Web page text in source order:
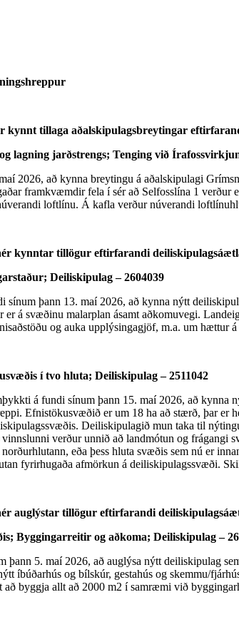
kynnt tillaga aðalskipulagsbreytingar
lagning jarðstrengs; Tenging við
2026, að kynna breytingu á aðalskipulagi
framkvæmdir fela í sér að Selfosslína 1
loftlínu. Á kafla verður núverandi
kynntar tillögur eftirfarandi
Deiliskipulag – 2604039
sínum þann 13. maí 2026, að kynna nýtt
á svæðinu malarplan ásamt aðkomuvegi.
og auka upplýsingagjöf, m.a. um hættur
í tvo hluta; Deiliskipulag – 2511042
á fundi sínum þann 15. maí 2026, að
Efnistökusvæðið er um 18 ha að stærð, þar
Deiliskipulagið mun taka til
verður unnið að landmótun og
eða þess hluta svæðis sem nú er
fyrirhugaða afmörkun á deiliskipulagssvæði.
auglýstar tillögur eftirfarandi
Byggingarreitir og aðkoma; Deiliskipulag –
þann 5. maí 2026, að auglýsa nýtt deiliskipulag
íbúðarhús og bílskúr, gestahús og skemmu/
byggja allt að 2000 m2 í samræmi við